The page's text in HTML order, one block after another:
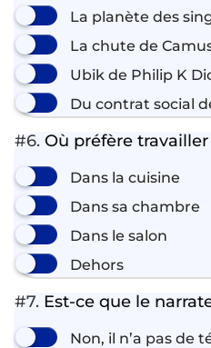
La planète des
La chute de
Ubik de Philip K
Du contrat social
#6.Où préfère travailler
Dans la cuisine
Dans sa chambre
Dans le salon
Dehors
#7.Est-ce que le
Non, il n’a pas de